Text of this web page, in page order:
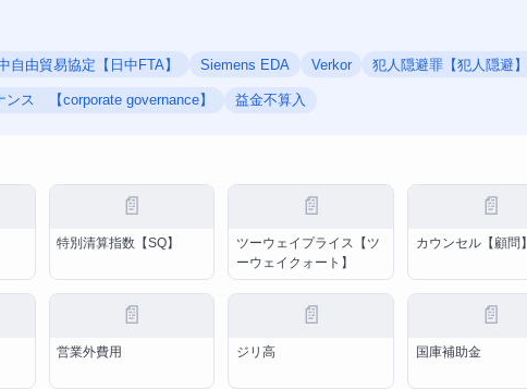
自由貿易協定【日中FTA】 Siemens EDA Verkor 犯人隠避罪【犯人隠避】
ンス 【corporate governance】 益金不算入
📄
特別清算指数【SQ】
📄
ツーウェイプライス【ツ
ーウェイクォート】
📄
カウンセル【顧問】
📄
営業外費用
📄
ジリ高
📄
国庫補助金